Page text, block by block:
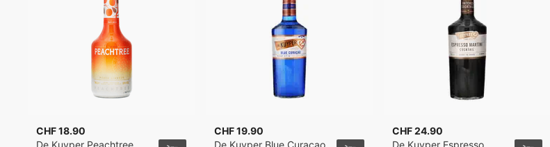
CHF 18.90
CHF 19.90
CHF 24.90